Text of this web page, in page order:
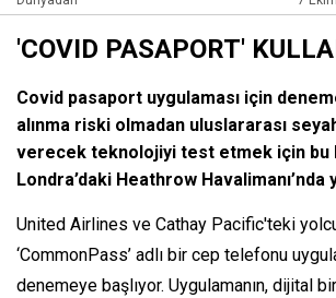
'COVID PASAPORT'
Covid pasaport uygulaması için
alınma riski olmadan uluslararası
verecek teknolojiyi test etmek için bu
Londra’daki Heathrow Havalimanı’nda
United Airlines ve Cathay Pacific'teki
‘CommonPass’ adlı bir cep telefonu
denemeye başlıyor. Uygulamanın, dijital